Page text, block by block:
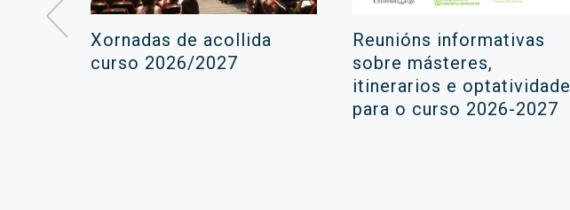
Xornadas de acollida
curso 2026/2027
Reunións informativas
sobre másteres,
itinerarios e optatividade
para o curso 2026-2027